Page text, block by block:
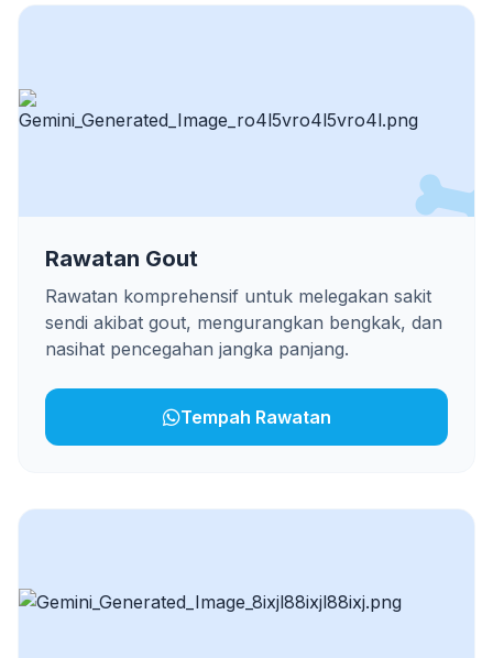
Rawatan Gout
Rawatan komprehensif untuk melegakan sakit
sendi akibat gout, mengurangkan bengkak, dan
nasihat pencegahan jangka panjang.
Tempah Rawatan